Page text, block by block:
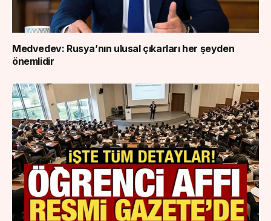
Medvedev: Rusya’nın ulusal çıkarları her şeyden
önemlidir